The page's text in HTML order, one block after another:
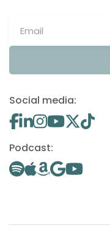
Social media:
Podcast: